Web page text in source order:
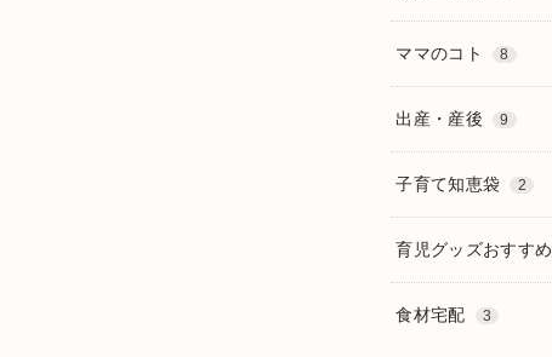
ママのコト 8
出産・産後 9
子育て知恵袋 2
育児グッズおすすめ
食材宅配 3